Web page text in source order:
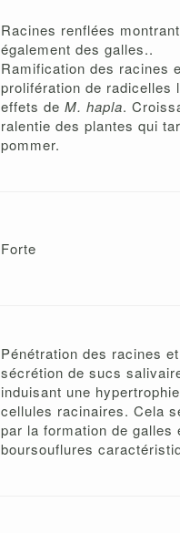
Racines renflées montrant
également des galles..
Ramification des racines
prolifération de radicelles
effets de M. hapla.
ralentie des plantes qui
pommer.
Forte
Pénétration des racines et
sécrétion de sucs
induisant une
cellules racinaires. Cela
par la formation de galles
boursouflures